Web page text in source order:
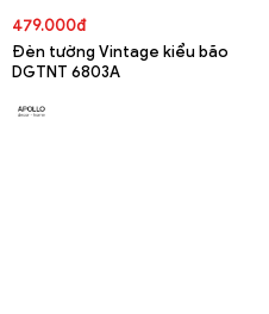
479.000đ
Đèn tường Vintage kiểu bão
DGTNT 6803A